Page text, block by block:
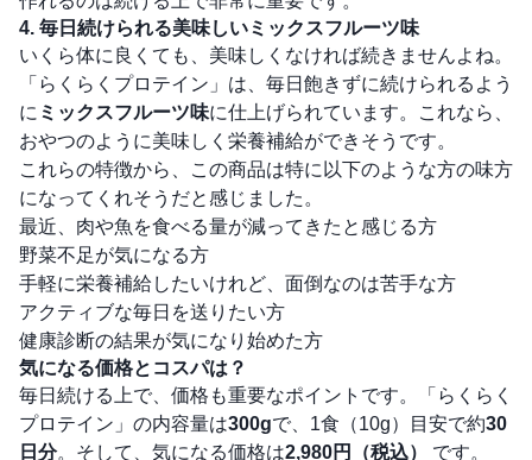
4. 毎日続けられる美味しいミックスフルーツ味
いくら体に良くても、美味しくなければ続きませんよね。
「らくらくプロテイン」は、毎日飽きずに続けられるよう
に ミックスフルーツ味に仕上げられています。これなら、
おやつのように美味しく栄養補給ができそうです。
これらの特徴から、この商品は特に以下のような方の味方
になってくれそうだと感じました。
最近、肉や魚を食べる量が減ってきたと感じる方
野菜不足が気になる方
手軽に栄養補給したいけれど、面倒なのは苦手な方
アクティブな毎日を送りたい方
健康診断の結果が気になり始めた方
気になる価格とコスパは？
毎日続ける上で、価格も重要なポイントです。「らくらく
プロテイン」の内容量は300gで、1食（10g）目安で約30
日分。そして、気になる価格は2,980円（税込） です。